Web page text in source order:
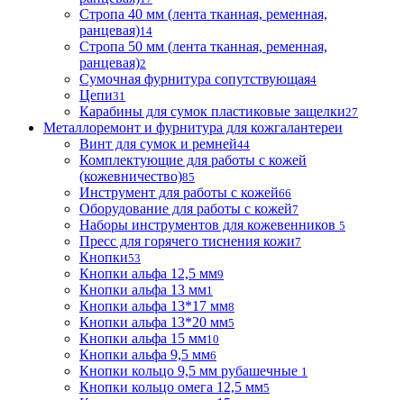
Стропа 40 мм (лента тканная, ременная,
ранцевая)14
Стропа 50 мм (лента тканная, ременная,
ранцевая)2
Сумочная фурнитура сопутствующая4
Цепи31
Карабины для сумок пластиковые защелки27
Металлоремонт и фурнитура для кожгалантереи
Винт для сумок и ремней44
Комплектующие для работы с кожей
(кожевничество)85
Инструмент для работы с кожей66
Оборудование для работы с кожей7
Наборы инструментов для кожевенников 5
Пресс для горячего тиснения кожи7
Кнопки53
Кнопки альфа 12,5 мм9
Кнопки альфа 13 мм1
Кнопки альфа 13*17 мм8
Кнопки альфа 13*20 мм5
Кнопки альфа 15 мм10
Кнопки альфа 9,5 мм6
Кнопки кольцо 9,5 мм рубашечные 1
Кнопки кольцо омега 12,5 мм5